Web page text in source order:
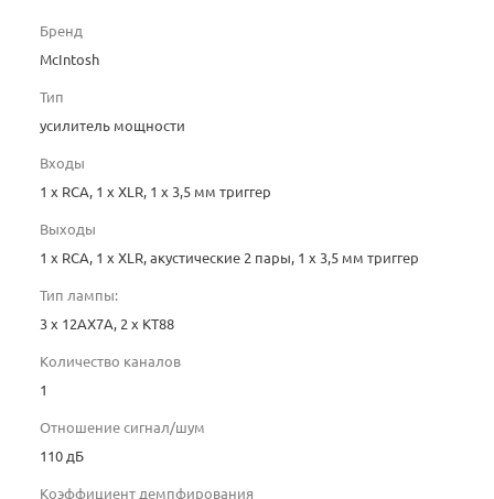
Бренд
McIntosh
Тип
усилитель мощности
Входы
1 x RCA, 1 x XLR, 1 x 3,5 мм триггер
Выходы
1 x RCA, 1 x XLR, акустические 2 пары, 1 x 3,5 мм триггер
Тип лампы:
3 х 12AX7A, 2 х KT88
Количество каналов
1
Отношение сигнал/шум
110 дБ
Коэффициент демпфирования